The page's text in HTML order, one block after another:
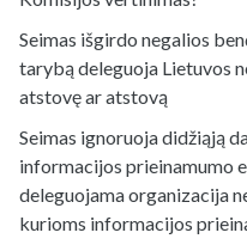
Seimas išgirdo negalios
tarybą deleguoja Lietuvos
atstovę ar atstovą
Seimas ignoruoja didžiąją
informacijos prieinamumo
deleguojama organizacija
kurioms informacijos